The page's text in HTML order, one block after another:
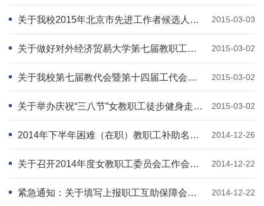
2015-03-03
关于我校2015年北京市先进工作者候选人推荐人选的公示
2015-03-02
关于做好对外经济贸易大学第七届教职工代表大会第五次会议提案征集工作的通知
2015-03-02
关于我校第七届教代会暨第十四届工代会第五次会议征求意见的通知
2015-03-02
关于举办庆祝“三八节”女教职工徒步健身走活动的通知
2014-12-26
2014年下半年困难（在职）教职工补助名单和金额的公示
2014-12-22
关于召开2014年度女教职工委员会工作会议的通知
2014-12-22
紧急通知：关于填写上报职工互助保障会员家属患重病情况调查表的通知